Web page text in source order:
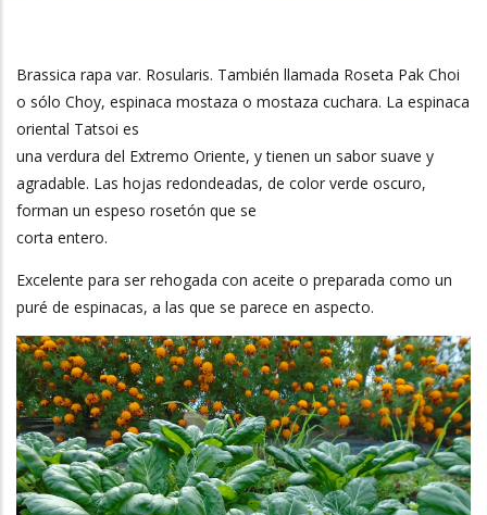
La
Brassica rapa var. Rosularis. También llamada Roseta Pak Choi
o sólo Choy, espinaca mostaza o mostaza cuchara. La espinaca
oriental Tatsoi es
una verdura del Extremo Oriente, y tienen un sabor suave y
agradable. Las hojas redondeadas, de color verde oscuro,
forman un espeso rosetón que se
corta entero.
Excelente para ser rehogada con aceite o preparada como un
puré de espinacas, a las que se parece en aspecto.